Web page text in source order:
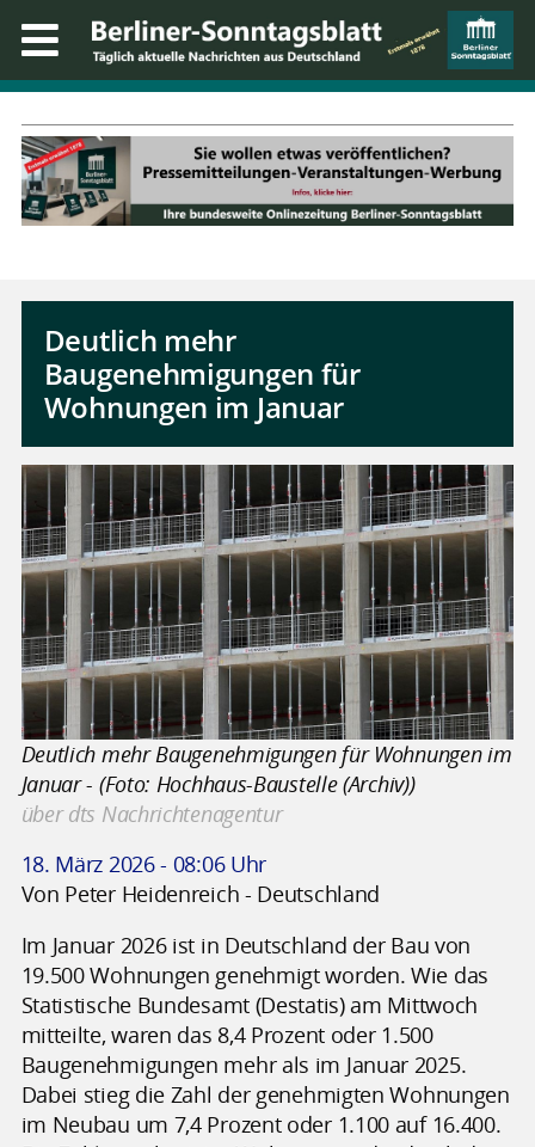
Deutlich mehr
Baugenehmigungen für
Wohnungen im Januar
Deutlich mehr Baugenehmigungen für Wohnungen im
Januar - (Foto: Hochhaus-Baustelle (Archiv))
über dts Nachrichtenagentur
18. März 2026 - 08:06 Uhr
Von Peter Heidenreich - Deutschland
Im Januar 2026 ist in Deutschland der Bau von
19.500 Wohnungen genehmigt worden. Wie das
Statistische Bundesamt (Destatis) am Mittwoch
mitteilte, waren das 8,4 Prozent oder 1.500
Baugenehmigungen mehr als im Januar 2025.
Dabei stieg die Zahl der genehmigten Wohnungen
im Neubau um 7,4 Prozent oder 1.100 auf 16.400.